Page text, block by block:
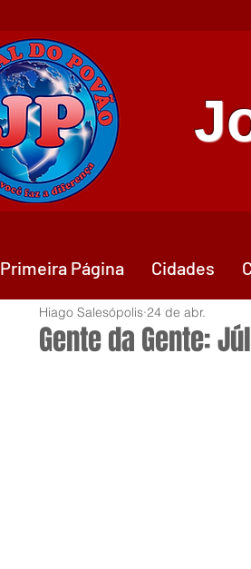
Gente da Gente:
Hiago Salesópolis 24 de abr.
Primeira Página Cidades